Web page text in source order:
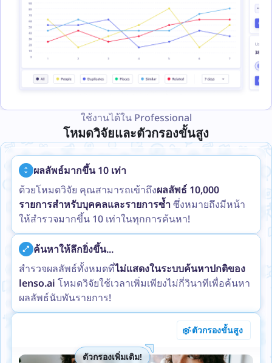
ใช้งานได้ใน Professional
โหมดวิจัยและตัวกรองขั้นสูง
ผลลัพธ์มากขึ้น 10 เท่า
ด้วยโหมดวิจัย คุณสามารถเข้าถึงผลลัพธ์ 10,000
รายการสำหรับบุคคลและรายการซ้ำซึ่งหมายถึงมีหน้า
ให้สำรวจมากขึ้น 10 เท่าในทุกการค้นหา!
ค้นหาให้ลึกยิ่งขึ้น...
สำรวจผลลัพธ์ทั้งหมดที่ไม่แสดงในระบบค้นหาปกติของ
lenso.ai โหมดวิจัยใช้เวลาเพิ่มเพียงไม่กี่วินาทีเพื่อค้นหา
ผลลัพธ์นับพันรายการ!
ตัวกรองขั้นสูง
ตัวกรองเพิ่มเติม!